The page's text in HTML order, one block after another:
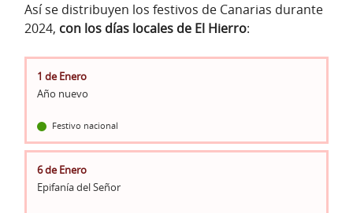
Así se distribuyen los festivos de Canarias durante
2024, con los días locales de El Hierro:
1 de Enero
Año nuevo
Festivo nacional
6 de Enero
Epifanía del Señor